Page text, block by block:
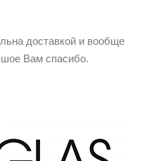
доставкой и вообще
Вам спасибо.